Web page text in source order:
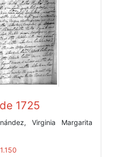
1725
Virginia Margarita